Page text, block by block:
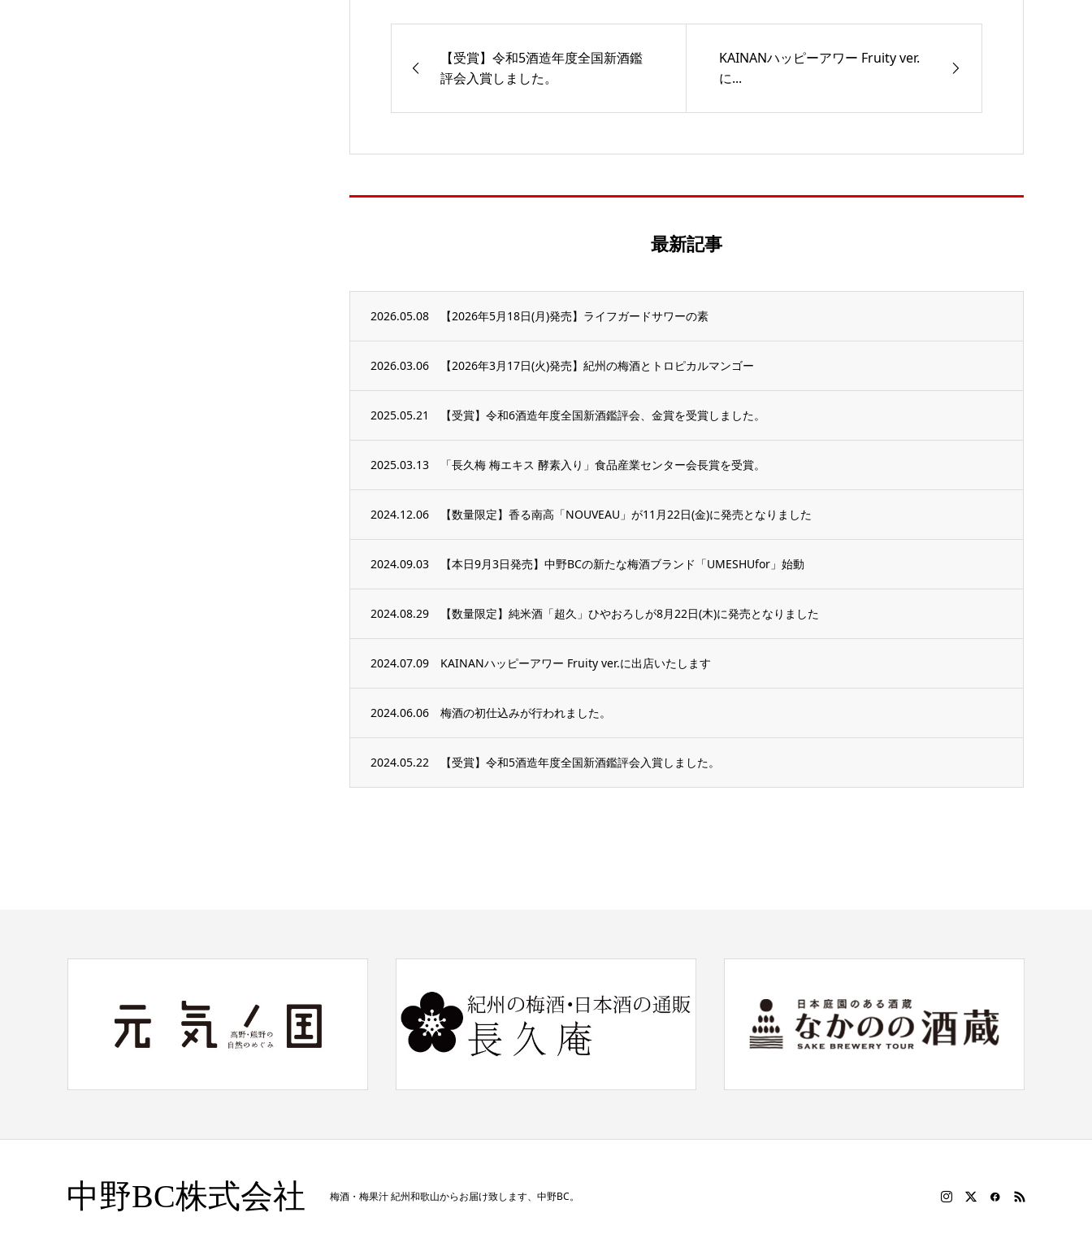
【受賞】令和5酒造年度全国新酒鑑
評会入賞しました。
KAINANハッピーアワー Fruity ver.
に...
最新記事
2026.05.08 【2026年5月18日(月)発売】ライフガードサワーの素
2026.03.06 【2026年3月17日(火)発売】紀州の梅酒とトロピカルマンゴー
2025.05.21 【受賞】令和6酒造年度全国新酒鑑評会、金賞を受賞しました。
2025.03.13 「長久梅 梅エキス 酵素入り」食品産業センター会長賞を受賞。
2024.12.06 【数量限定】香る南高「NOUVEAU」が11月22日(金)に発売となりました
2024.09.03 【本日9月3日発売】中野BCの新たな梅酒ブランド「UMESHUfor」始動
2024.08.29 【数量限定】純米酒「超久」ひやおろしが8月22日(木)に発売となりました
2024.07.09 KAINANハッピーアワー Fruity ver.に出店いたします
2024.06.06 梅酒の初仕込みが行われました。
2024.05.22 【受賞】令和5酒造年度全国新酒鑑評会入賞しました。
中野BC株式会社 梅酒・梅果汁 紀州和歌山からお届け致します、中野BC。